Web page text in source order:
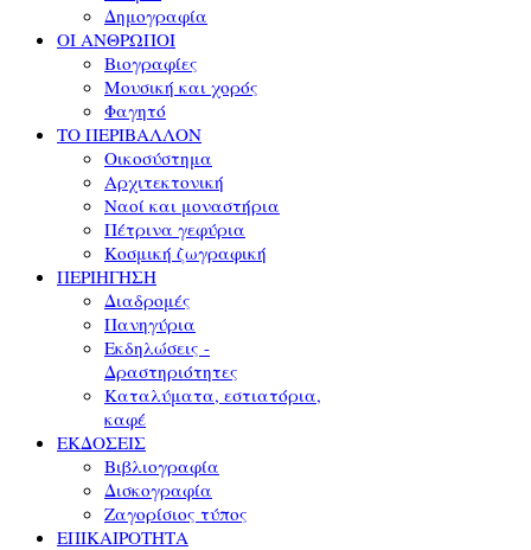
Δημογραφία
ΟΙ ΑΝΘΡΩΠΟΙ
Βιογραφίες
Μουσική και χορός
Φαγητό
ΤΟ ΠΕΡΙΒΑΛΛΟΝ
Οικοσύστημα
Αρχιτεκτονική
Ναοί και μοναστήρια
Πέτρινα γεφύρια
Κοσμική ζωγραφική
ΠΕΡΙΗΓΗΣΗ
Διαδρομές
Πανηγύρια
Εκδηλώσεις -
Δραστηριότητες
Καταλύματα, εστιατόρια,
καφέ
ΕΚΔΟΣΕΙΣ
Βιβλιογραφία
Δισκογραφία
Ζαγορίσιος τύπος
ΕΠΙΚΑΙΡΟΤΗΤΑ